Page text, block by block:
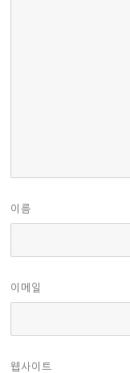
이름
이메일
웹사이트